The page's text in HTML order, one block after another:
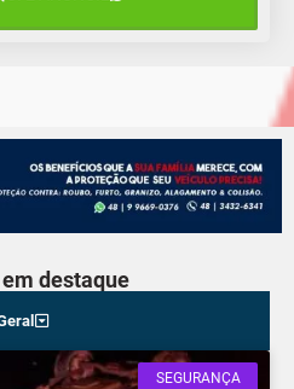
destaque
SEGURANÇA